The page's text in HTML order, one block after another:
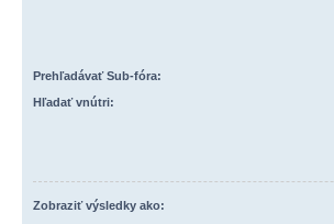
Prehľadávať Sub-fóra:
Hľadať vnútri:
Zobraziť výsledky ako: